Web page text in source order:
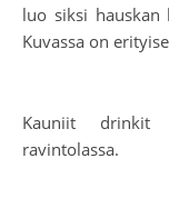
luo siksi hauskan
Kuvassa on
Kauniit drinkit
ravintolassa.